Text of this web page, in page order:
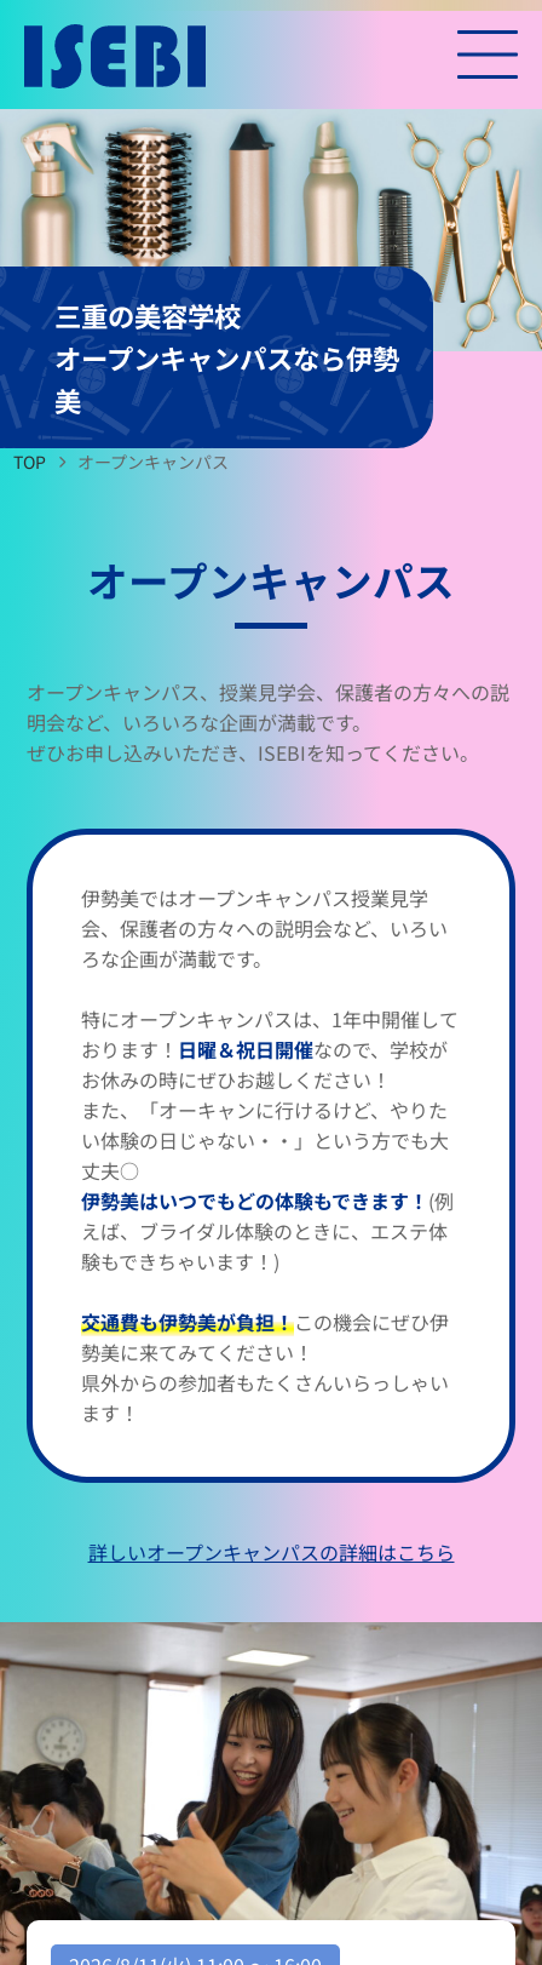
三重の美容学校
オープンキャンパスなら伊勢
美
TOP オープンキャンパス
オープンキャンパス
オープンキャンパス、授業見学会、保護者の方々への説
明会など、いろいろな企画が満載です。
ぜひお申し込みいただき、ISEBIを知ってください。
伊勢美ではオープンキャンパス授業見学
会、保護者の方々への説明会など、いろい
ろな企画が満載です。
特にオープンキャンパスは、1年中開催して
おります！ 日曜＆祝日開催なので、学校が
お休みの時にぜひお越しください！
また、「オーキャンに行けるけど、やりた
い体験の日じゃない・・」という方でも大
丈夫○
伊勢美はいつでもどの体験もできます！ (例
えば、ブライダル体験のときに、エステ体
験もできちゃいます！)
交通費も伊勢美が負担！この機会にぜひ伊
勢美に来てみてください！
県外からの参加者もたくさんいらっしゃい
ます！
詳しいオープンキャンパスの詳細はこちら